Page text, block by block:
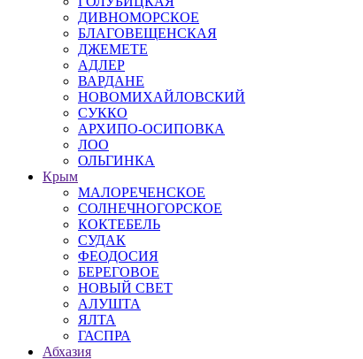
ДИВНОМОРСКОЕ
БЛАГОВЕЩЕНСКАЯ
ДЖЕМЕТЕ
АДЛЕР
ВАРДАНЕ
НОВОМИХАЙЛОВСКИЙ
СУККО
АРХИПО-ОСИПОВКА
ЛОО
ОЛЬГИНКА
Крым
МАЛОРЕЧЕНСКОЕ
СОЛНЕЧНОГОРСКОЕ
КОКТЕБЕЛЬ
СУДАК
ФЕОДОСИЯ
БЕРЕГОВОЕ
НОВЫЙ СВЕТ
АЛУШТА
ЯЛТА
ГАСПРА
Абхазия